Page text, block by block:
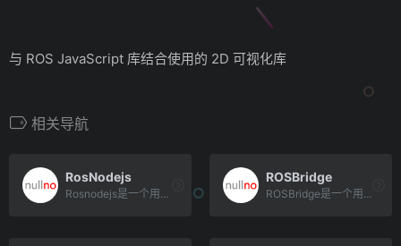
与 ROS JavaScript 库结合使用的 2D 可视化库
相关导航
RosNodejs
Rosnodejs是一个用于在Node.js环境中使用ROS（RobotOperatingSyste[…]
ROSBridge
ROSBridge是一个用于连接ROS（RobotOperatingSystem）和其他通信协议的桥接器。[…]